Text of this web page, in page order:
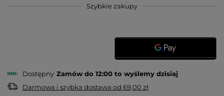
Szybkie zakupy
Dostępny Zamów do 12:00 to wyślemy dzisiaj
Darmowa i szybka dostawa od 69,00 zł